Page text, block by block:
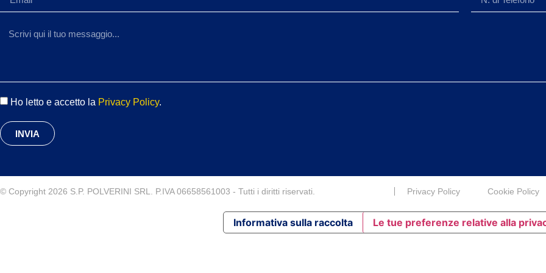
Ho letto e accetto la Privacy Policy.
INVIA
© Copyright 2026 S.P. POLVERINI SRL. P.IVA 06658561003 - Tutti i diritti riservati. Privacy Policy Cookie Policy
Informativa sulla raccolta Le tue preferenze relative alla